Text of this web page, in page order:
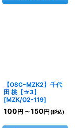
【OSC-MZK2】千代
田 桃【☆3】
[MZK/02-119]
100 円 ～150 円 (税込)